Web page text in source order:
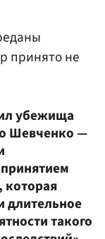
принято не
убежища
Шевченко —
которая
длительное
такого